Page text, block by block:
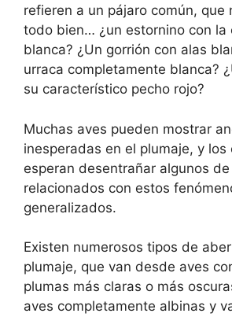
refieren a un pájaro común, que
todo bien… ¿un estornino con la
blanca? ¿Un gorrión con alas
urraca completamente blanca?
su característico pecho rojo?
Muchas aves pueden mostrar
inesperadas en el plumaje, y los
esperan desentrañar algunos
relacionados con estos
generalizados.
Existen numerosos tipos de
plumaje, que van desde aves
plumas más claras o más
aves completamente albinas y